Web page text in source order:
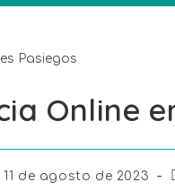
Online
11 de agosto de 2023